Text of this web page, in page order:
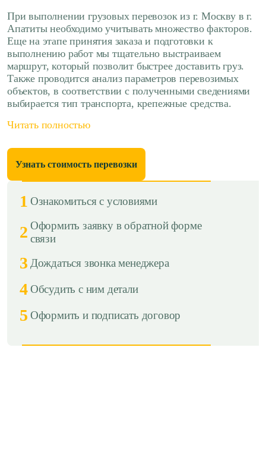
При выполнении грузовых перевозок из г. Москву в г.
Апатиты необходимо учитывать множество факторов.
Еще на этапе принятия заказа и подготовки к
выполнению работ мы тщательно выстраиваем
маршрут, который позволит быстрее доставить груз.
Также проводится анализ параметров перевозимых
объектов, в соответствии с полученными сведениями
выбирается тип транспорта, крепежные средства.
Читать полностью
Узнать стоимость перевозки
1 Ознакомиться с условиями
2 Оформить заявку в обратной форме
связи
3 Дождаться звонка менеджера
4 Обсудить с ним детали
5 Оформить и подписать договор